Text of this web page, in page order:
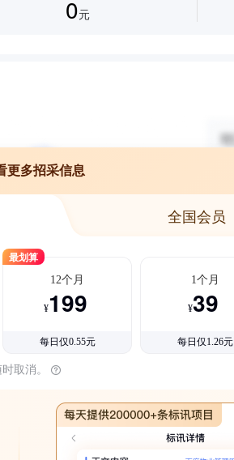
0元
更多招采信息
全国会员
最划算
12个月
¥199
每日仅0.55元
1个月
¥39
每日仅1.26元
取消。